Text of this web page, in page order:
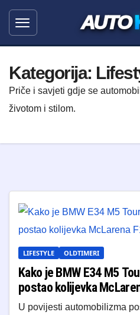
AUTO
Kategorija:
Priče i savjeti gdje se
životom i stilom.
LIFESTYLE OLDTIMERI
Kako je BMW E34 M5
postao kolijevka
U povijesti automobilizma